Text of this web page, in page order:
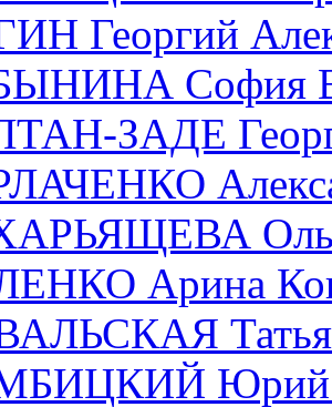
Георгий
София
ЗАДЕ
Арина
Юрий